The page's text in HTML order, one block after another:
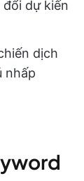
dự kiến
dịch
nhấp